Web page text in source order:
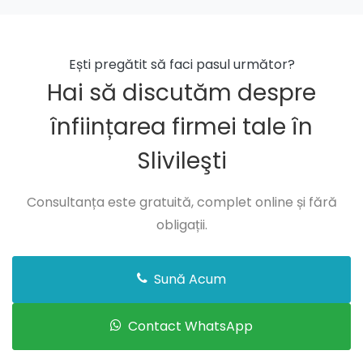
Ești pregătit să faci pasul următor?
Hai să discutăm despre
înființarea firmei tale în
Slivileşti
Consultanța este gratuită, complet online și fără
obligații.
Sună Acum
Contact WhatsApp